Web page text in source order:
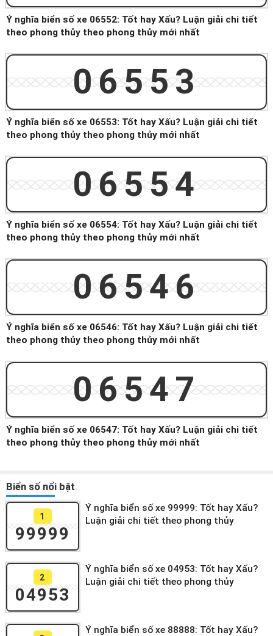
Ý nghĩa biển số xe 06552: Tốt hay Xấu? Luận giải chi tiết
theo phong thủy theo phong thủy mới nhất
06553
Ý nghĩa biển số xe 06553: Tốt hay Xấu? Luận giải chi tiết
theo phong thủy theo phong thủy mới nhất
06554
Ý nghĩa biển số xe 06554: Tốt hay Xấu? Luận giải chi tiết
theo phong thủy theo phong thủy mới nhất
06546
Ý nghĩa biển số xe 06546: Tốt hay Xấu? Luận giải chi tiết
theo phong thủy theo phong thủy mới nhất
06547
Ý nghĩa biển số xe 06547: Tốt hay Xấu? Luận giải chi tiết
theo phong thủy theo phong thủy mới nhất
Biển số nổi bật
1
99999
Ý nghĩa biển số xe 99999: Tốt hay Xấu?
Luận giải chi tiết theo phong thủy
2
04953
Ý nghĩa biển số xe 04953: Tốt hay Xấu?
Luận giải chi tiết theo phong thủy
Ý nghĩa biển số xe 88888: Tốt hay Xấu?